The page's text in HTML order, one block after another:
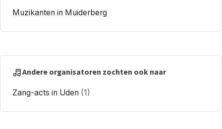
Muzikanten in Muiderberg
Andere organisatoren zochten ook naar
Zang-acts in Uden (1)